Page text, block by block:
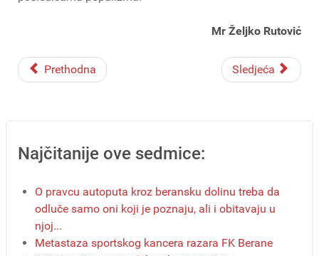
Mr Željko Rutović
Prethodna Sledjeća
Najčitanije ove sedmice:
O pravcu autoputa kroz beransku dolinu treba da
odluče samo oni koji je poznaju, ali i obitavaju u
njoj...
Metastaza sportskog kancera razara FK Berane